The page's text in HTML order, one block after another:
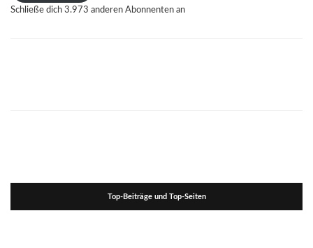
Schließe dich 3.973 anderen Abonnenten an
Top-Beiträge und Top-Seiten